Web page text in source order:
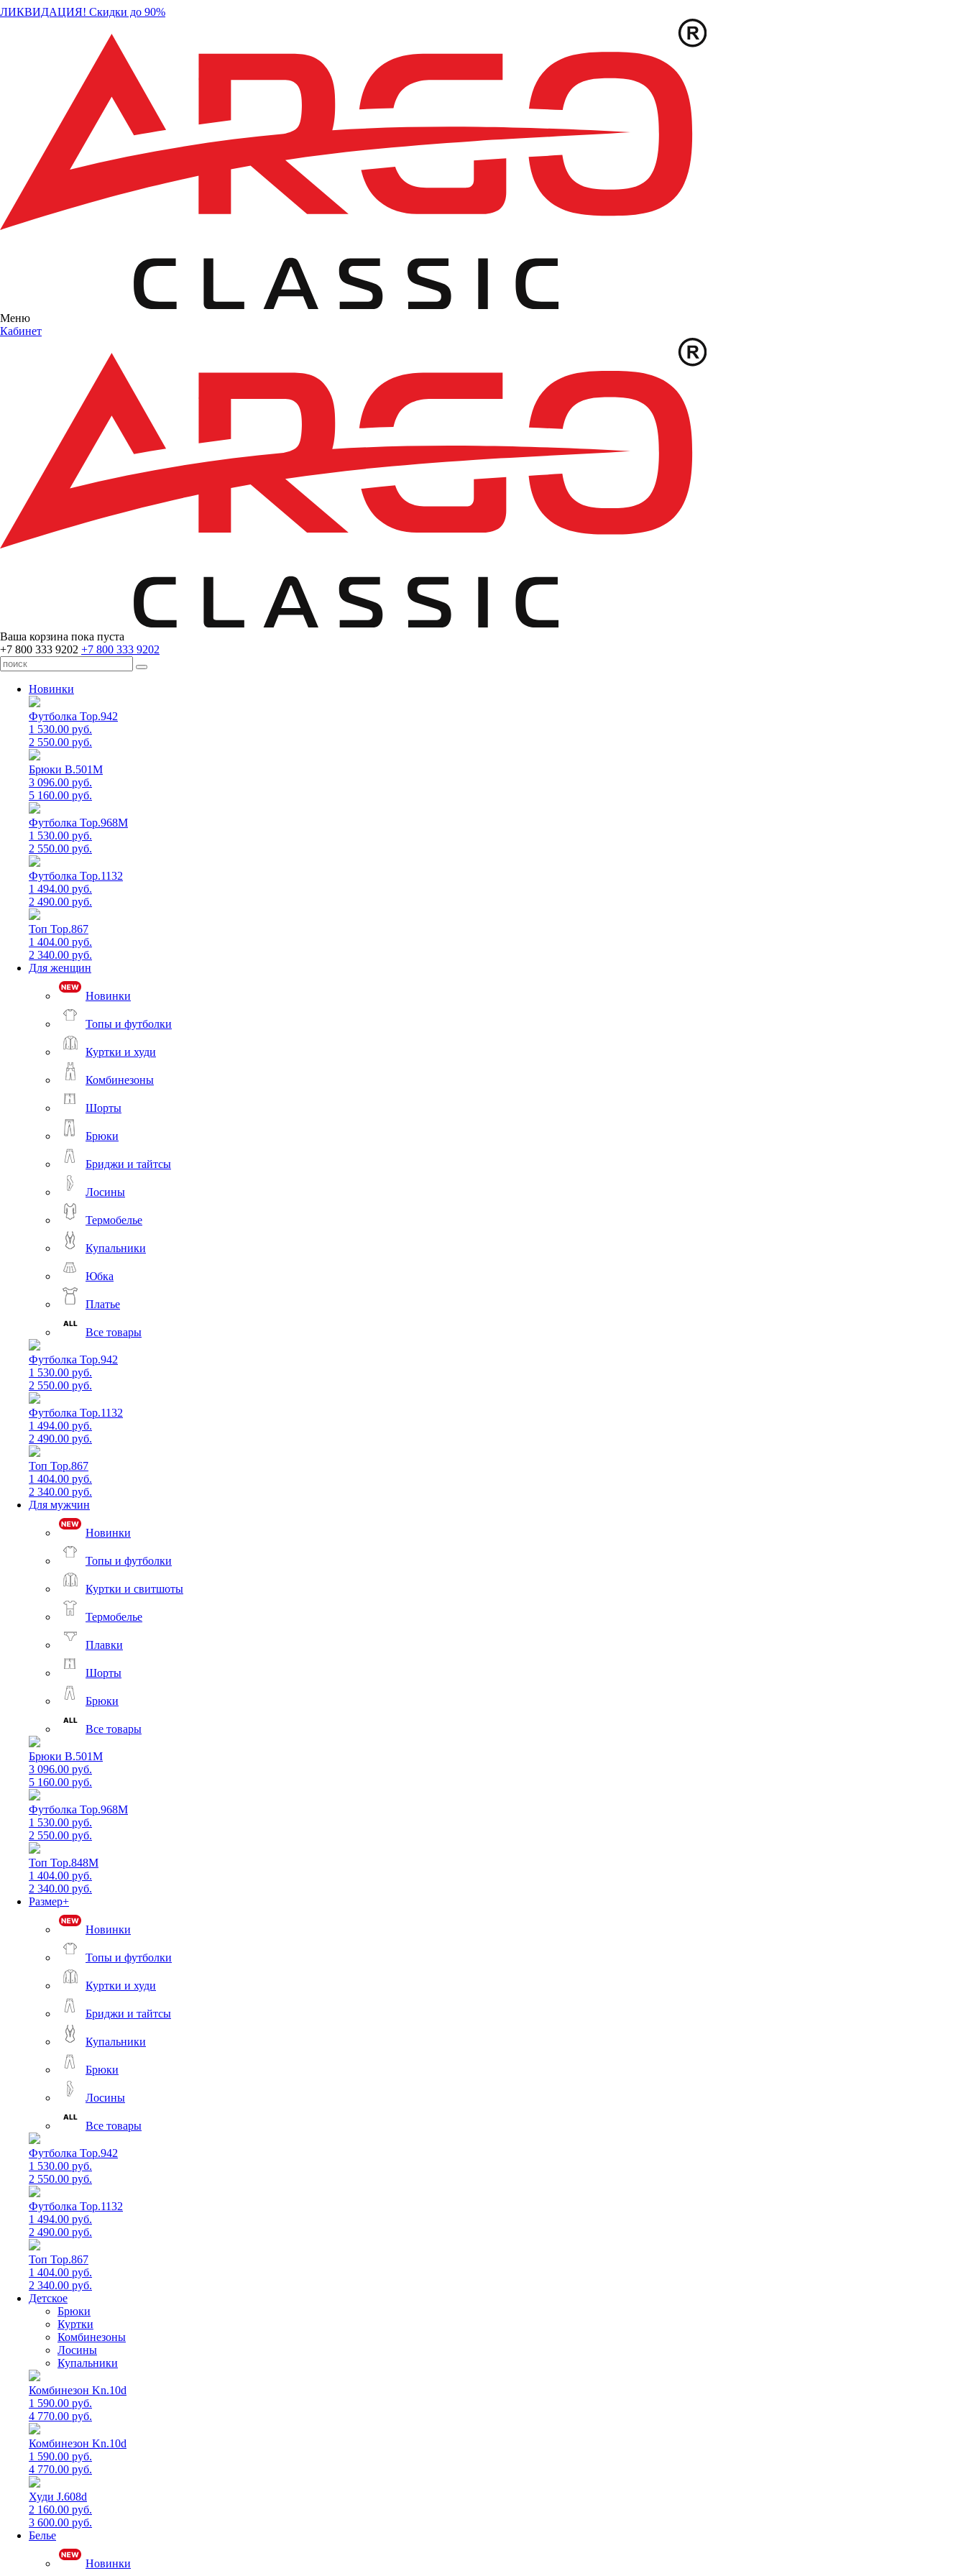
ЛИКВИДАЦИЯ! Скидки до 90%
Меню
Кабинет
Ваша корзина пока пуста
+7 800 333 9202 +7 800 333 9202
Новинки
Футболка Top.942
1 530.00 руб.
2 550.00 руб.
Брюки B.501M
3 096.00 руб.
5 160.00 руб.
Футболка Top.968M
1 530.00 руб.
2 550.00 руб.
Футболка Top.1132
1 494.00 руб.
2 490.00 руб.
Топ Top.867
1 404.00 руб.
2 340.00 руб.
Для женщин
Новинки
Топы и футболки
Куртки и худи
Комбинезоны
Шорты
Брюки
Бриджи и тайтсы
Лосины
Термобелье
Купальники
Юбка
Платье
Все товары
Футболка Top.942
1 530.00 руб.
2 550.00 руб.
Футболка Top.1132
1 494.00 руб.
2 490.00 руб.
Топ Top.867
1 404.00 руб.
2 340.00 руб.
Для мужчин
Новинки
Топы и футболки
Куртки и свитшоты
Термобелье
Плавки
Шорты
Брюки
Все товары
Брюки B.501M
3 096.00 руб.
5 160.00 руб.
Футболка Top.968M
1 530.00 руб.
2 550.00 руб.
Топ Top.848M
1 404.00 руб.
2 340.00 руб.
Размер+
Новинки
Топы и футболки
Куртки и худи
Бриджи и тайтсы
Купальники
Брюки
Лосины
Все товары
Футболка Top.942
1 530.00 руб.
2 550.00 руб.
Футболка Top.1132
1 494.00 руб.
2 490.00 руб.
Топ Top.867
1 404.00 руб.
2 340.00 руб.
Детское
Брюки
Куртки
Комбинезоны
Лосины
Купальники
Комбинезон Kn.10d
1 590.00 руб.
4 770.00 руб.
Комбинезон Kn.10d
1 590.00 руб.
4 770.00 руб.
Худи J.608d
2 160.00 руб.
3 600.00 руб.
Белье
Новинки